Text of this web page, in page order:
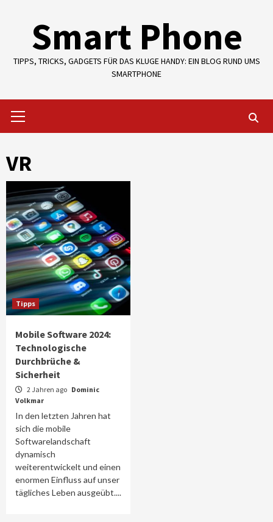
contentSmart Phone
TIPPS, TRICKS, GADGETS FÜR DAS KLUGE HANDY: EIN BLOG RUND UMS
SMARTPHONE
Menu
VR
Tipps
Mobile Software 2024:
Technologische
Durchbrüche &
Sicherheit
2 Jahren ago Dominic
Volkmar
In den letzten Jahren hat
sich die mobile
Softwarelandschaft
dynamisch
weiterentwickelt und einen
enormen Einfluss auf unser
tägliches Leben ausgeübt....